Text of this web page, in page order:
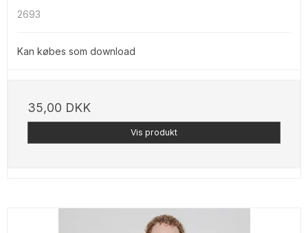
2693
Kan købes som download
35,00 DKK
Vis produkt